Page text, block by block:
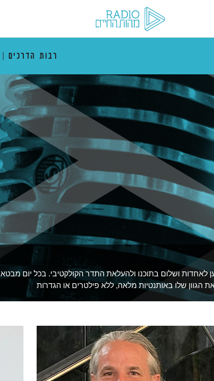
רבות הדרכים
לאחדות ושלום בתוכנו ולהעלאת התדר הקולקטיבי. בכל יום מבטא
הגוון שלו באותנטיות מלאה, ללא פילטרים או הגדרות